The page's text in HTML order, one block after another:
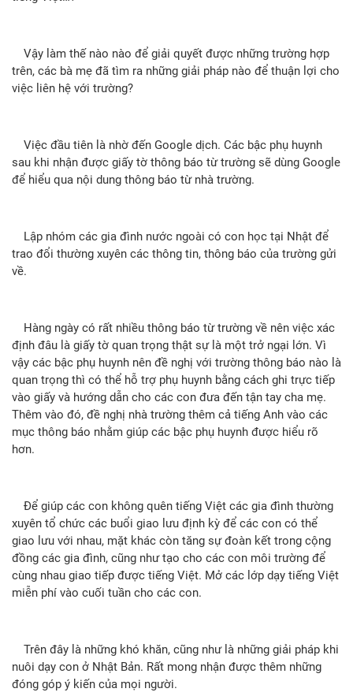
Vậy làm thế nào nào để giải quyết được những trường hợp
trên, các bà mẹ đã tìm ra những giải pháp nào để thuận lợi cho
việc liên hệ với trường?
Việc đầu tiên là nhờ đến Google dịch. Các bậc phụ huynh
sau khi nhận được giấy tờ thông báo từ trường sẽ dùng Google
để hiểu qua nội dung thông báo từ nhà trường.
Lập nhóm các gia đình nước ngoài có con học tại Nhật để
trao đổi thường xuyên các thông tin, thông báo của trường gửi
về.
Hàng ngày có rất nhiều thông báo từ trường về nên việc xác
định đâu là giấy tờ quan trọng thật sự là một trở ngại lớn. Vì
vậy các bậc phụ huynh nên đề nghị với trường thông báo nào là
quan trọng thì có thể hỗ trợ phụ huynh bằng cách ghi trực tiếp
vào giấy và hướng dẫn cho các con đưa đến tận tay cha mẹ.
Thêm vào đó, đề nghị nhà trường thêm cả tiếng Anh vào các
mục thông báo nhằm giúp các bậc phụ huynh được hiểu rõ
hơn.
Để giúp các con không quên tiếng Việt các gia đình thường
xuyên tổ chức các buổi giao lưu định kỳ để các con có thể
giao lưu với nhau, mặt khác còn tăng sự đoàn kết trong cộng
đồng các gia đình, cũng như tạo cho các con môi trường để
cùng nhau giao tiếp được tiếng Việt. Mở các lớp dạy tiếng Việt
miễn phí vào cuối tuần cho các con.
Trên đây là những khó khăn, cũng như là những giải pháp khi
nuôi dạy con ở Nhật Bản. Rất mong nhận được thêm những
đóng góp ý kiến của mọi người.